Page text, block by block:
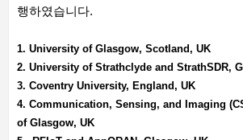
행하였습니다.
1. University of Glasgow, Scotland, UK
2. University of Strathclyde and StrathSDR,
3. Coventry University, England, UK
4. Communication, Sensing, and Imaging
of Glasgow, UK